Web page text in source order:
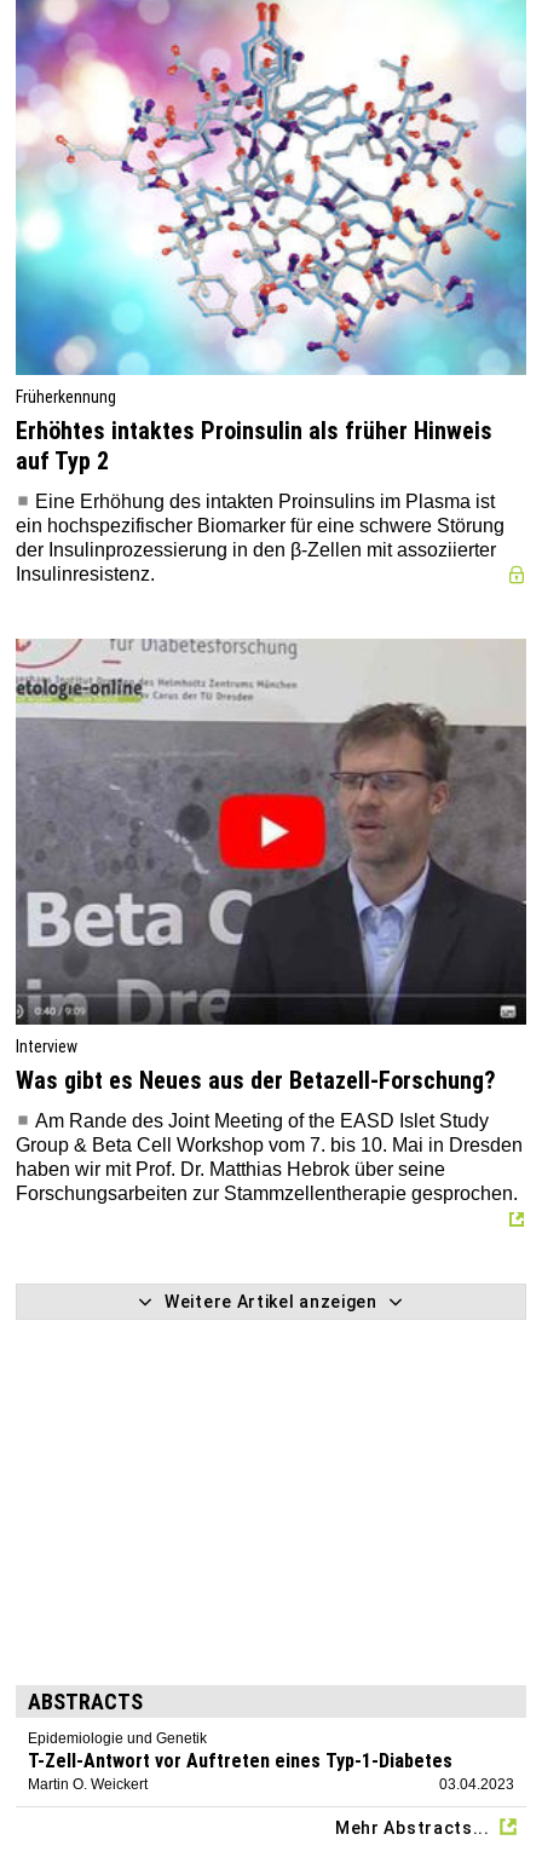
Früherkennung
Erhöhtes intaktes Proinsulin als früher Hinweis
auf Typ 2
Eine Erhöhung des intakten Proinsulins im Plasma ist
ein hochspezifischer Biomarker für eine schwere Störung
der Insulinprozessierung in den β-Zellen mit assoziierter
Insulinresistenz.
Interview
Was gibt es Neues aus der Betazell-Forschung?
Am Rande des Joint Meeting of the EASD Islet Study
Group & Beta Cell Workshop vom 7. bis 10. Mai in Dresden
haben wir mit Prof. Dr. Matthias Hebrok über seine
Forschungsarbeiten zur Stammzellentherapie gesprochen.
Weitere Artikel anzeigen
ABSTRACTS
Epidemiologie und Genetik
T-Zell-Antwort vor Auftreten eines Typ-1-Diabetes
Martin O. Weickert 03.04.2023
Mehr Abstracts...